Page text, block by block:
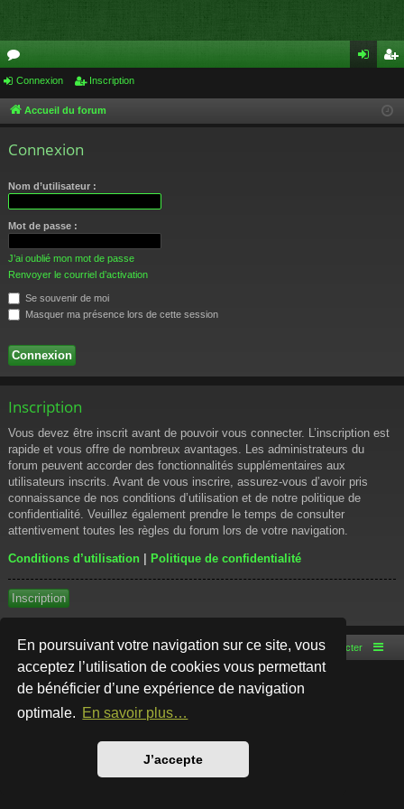
En poursuivant votre navigation sur ce site, vous
acceptez l’utilisation de cookies vous permettant
de bénéficier d’une expérience de navigation
optimale. En savoir plus…
J’accepte
or
u cri
Connexion Inscription
Accueil du forum
Connexion
Nom d’utilisateur :
Mot de passe :
J’ai oublié mon mot de passe
Renvoyer le courriel d’activation
Se souvenir de moi
Masquer ma présence lors de cette session
Inscription
Vous devez être inscrit avant de pouvoir vous connecter. L’inscription est
rapide et vous offre de nombreux avantages. Les administrateurs du
forum peuvent accorder des fonctionnalités supplémentaires aux
utilisateurs inscrits. Avant de vous inscrire, assurez-vous d’avoir pris
connaissance de nos conditions d’utilisation et de notre politique de
confidentialité. Veuillez également prendre le temps de consulter
attentivement toutes les règles du forum lors de votre navigation.
Conditions d’utilisation | Politique de confidentialité
Inscription
Accueil du forum Nous contacter
Développé parphpBB® Forum Software © phpBB Limited
Style par
Traduction française officielle